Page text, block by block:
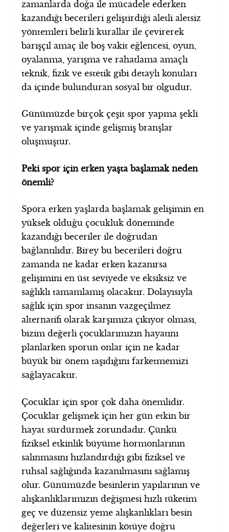
zamanlarda doğa ile mücadele ederken
kazandığı becerileri geliştirdiği aletli aletsiz
yöntemleri belirli kurallar ile çevirerek
barışçıl amaç ile boş vakit eğlencesi, oyun,
oyalanma, yarışma ve rahatlama amaçlı
teknik, fizik ve estetik gibi detaylı konuları
da içinde bulunduran sosyal bir olgudur.
Günümüzde birçok çeşit spor yapma şekli
ve yarışmak içinde gelişmiş branşlar
oluşmuştur.
Peki spor için erken yaşta başlamak neden
önemli?
Spora erken yaşlarda başlamak gelişimin en
yüksek olduğu çocukluk döneminde
kazandığı beceriler ile doğrudan
bağlantılıdır. Birey bu becerileri doğru
zamanda ne kadar erken kazanırsa
gelişimini en üst seviyede ve eksiksiz ve
sağlıklı tamamlamış olacaktır. Dolayısıyla
sağlık için spor insanın vazgeçilmez
alternatifi olarak karşımıza çıkıyor olması,
bizim değerli çocuklarımızın hayatını
planlarken sporun onlar için ne kadar
büyük bir önem taşıdığını farketmemizi
sağlayacaktır.
Çocuklar için spor çok daha önemlidir.
Çocuklar gelişmek için her gün etkin bir
hayat sürdürmek zorundadır. Çünkü
fiziksel etkinlik büyüme hormonlarının
salınmasını hızlandırdığı gibi fiziksel ve
ruhsal sağlığında kazanılmasını sağlamış
olur. Günümüzde besinlerin yapılarının ve
alışkanlıklarımızın değişmesi hızlı tüketim
geç ve düzensiz yeme alışkanlıkları besin
değerleri ve kalitesinin kötüye doğru